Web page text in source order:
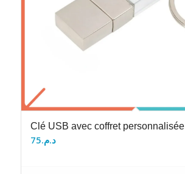
Clé USB avec coffret personnalisée
د.م.75